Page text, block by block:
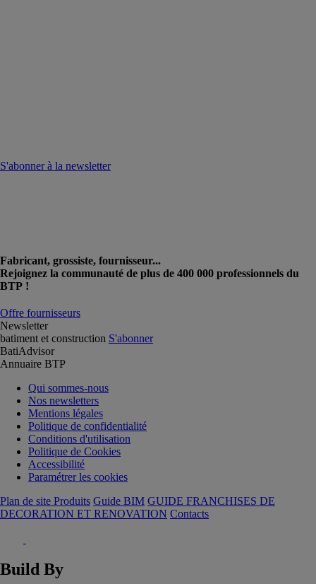
S'abonner à la newsletter
Fabricant, grossiste, fournisseur...
Rejoignez la communauté de plus de 400 000 professionnels du
BTP !
Offre fournisseurs
Newsletter
batiment et construction S'abonner
BatiAdvisor
Annuaire BTP
Qui sommes-nous
Nos newsletters
Mentions légales
Politique de confidentialité
Conditions d'utilisation
Politique de Cookies
Accessibilité
Paramétrer les cookies
Plan de site Produits Guide BIM GUIDE FRANCHISES DE
DECORATION ET RENOVATION Contacts
Build By